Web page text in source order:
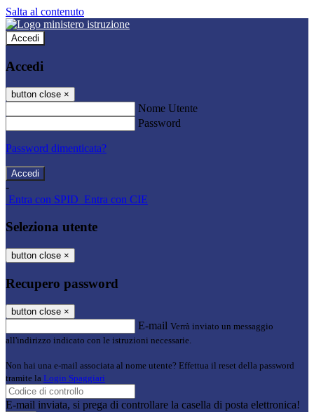
Salta al contenuto
Accedi
Accedi
button close ×
Nome Utente
Password
Password dimenticata?
-
Entra con SPID Entra con CIE
Seleziona utente
button close ×
Recupero password
button close ×
E-mail Verrà inviato un messaggio
all'indirizzo indicato con le istruzioni necessarie.
Non hai una e-mail associata al nome utente? Effettua il reset della password
tramite la Login Spaggiari
E-mail inviata, si prega di controllare la casella di posta elettronica!